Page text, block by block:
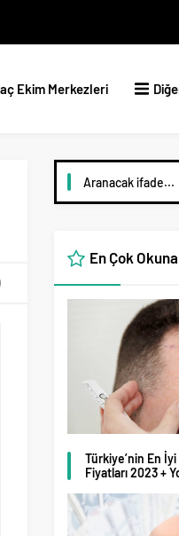
Ekim Merkezleri
En Çok
Türkiye’nin En
Fiyatları 2023 +